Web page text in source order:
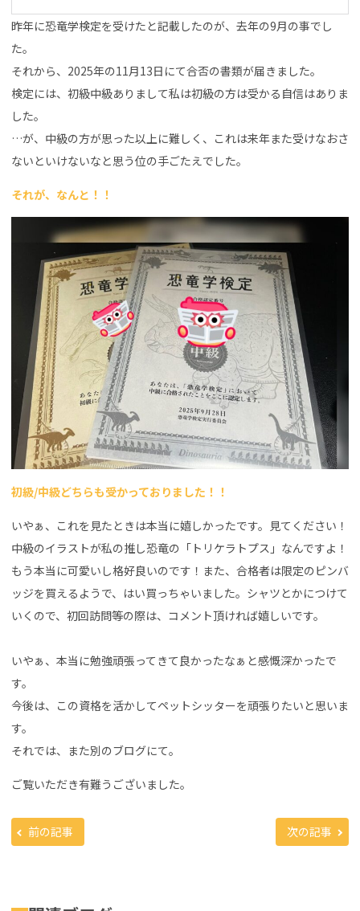
昨年に恐竜学検定を受けたと記載したのが、去年の9月の事でし
た。
それから、2025年の11月13日にて合否の書類が届きました。
検定には、初級中級ありまして私は初級の方は受かる自信はありま
した。
…が、中級の方が思った以上に難しく、これは来年また受けなおさ
ないといけないなと思う位の手ごたえでした。
それが、なんと！！
初級/中級どちらも受かっておりました！！
いやぁ、これを見たときは本当に嬉しかったです。見てください！
中級のイラストが私の推し恐竜の「トリケラトプス」なんですよ！
もう本当に可愛いし格好良いのです！また、合格者は限定のピンバ
ッジを買えるようで、はい買っちゃいました。シャツとかにつけて
いくので、初回訪問等の際は、コメント頂ければ嬉しいです。
いやぁ、本当に勉強頑張ってきて良かったなぁと感慨深かったで
す。
今後は、この資格を活かしてペットシッターを頑張りたいと思いま
す。
それでは、また別のブログにて。
ご覧いただき有難うございました。
前の記事 次の記事